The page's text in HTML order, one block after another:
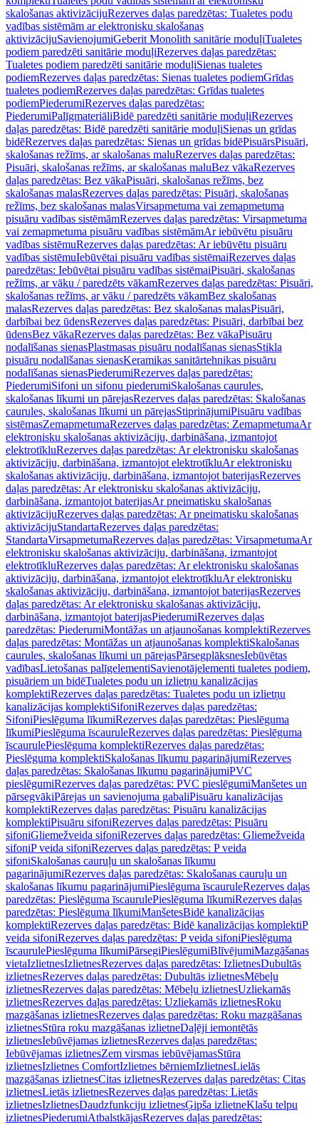
skalošanas aktivizācijuRezerves daļas paredzētas: Tualetes podu
vadības sistēmām ar elektronisku skalošanas
aktivizācijuSavienojumiGeberit Monolith sanitārie moduļiTualetes
podiem paredzēti sanitārie moduļiRezerves daļas paredzētas:
Tualetes podiem paredzēti sanitārie moduļiSienas tualetes
podiemRezerves daļas paredzētas: Sienas tualetes podiemGrīdas
tualetes podiemRezerves daļas paredzētas: Grīdas tualetes
podiemPiederumiRezerves daļas paredzētas:
PiederumiPalīgmateriāliBidē paredzēti sanitārie moduļiRezerves
daļas paredzētas: Bidē paredzēti sanitārie moduļiSienas un grīdas
bidēRezerves daļas paredzētas: Sienas un grīdas bidēPisuārsPisuāri,
skalošanas režīms, ar skalošanas maluRezerves daļas paredzētas:
Pisuāri, skalošanas režīms, ar skalošanas maluBez vākaRezerves
daļas paredzētas: Bez vākaPisuāri, skalošanas režīms, bez
skalošanas malasRezerves daļas paredzētas: Pisuāri, skalošanas
režīms, bez skalošanas malasVirsapmetuma vai zemapmetuma
pisuāru vadības sistēmāmRezerves daļas paredzētas: Virsapmetuma
vai zemapmetuma pisuāru vadības sistēmāmAr iebūvētu pisuāru
vadības sistēmuRezerves daļas paredzētas: Ar iebūvētu pisuāru
vadības sistēmuIebūvētai pisuāru vadības sistēmaiRezerves daļas
paredzētas: Iebūvētai pisuāru vadības sistēmaiPisuāri, skalošanas
režīms, ar vāku / paredzēts vākamRezerves daļas paredzētas: Pisuāri,
skalošanas režīms, ar vāku / paredzēts vākamBez skalošanas
malasRezerves daļas paredzētas: Bez skalošanas malasPisuāri,
darbībai bez ūdensRezerves daļas paredzētas: Pisuāri, darbībai bez
ūdensBez vākaRezerves daļas paredzētas: Bez vākaPisuāru
nodalīšanas sienasPlastmasas pisuāru nodalīšanas sienasStikla
pisuāru nodalīšanas sienasKeramikas sanitārtehnikas pisuāru
nodalīšanas sienasPiederumiRezerves daļas paredzētas:
PiederumiSifoni un sifonu piederumiSkalošanas caurules,
skalošanas līkumi un pārejasRezerves daļas paredzētas: Skalošanas
caurules, skalošanas līkumi un pārejasStiprinājumiPisuāru vadības
sistēmasZemapmetumaRezerves daļas paredzētas: ZemapmetumaAr
elektronisku skalošanas aktivizāciju, darbināšana, izmantojot
elektrotīkluRezerves daļas paredzētas: Ar elektronisku skalošanas
aktivizāciju, darbināšana, izmantojot elektrotīkluAr elektronisku
skalošanas aktivizāciju, darbināšana, izmantojot baterijasRezerves
daļas paredzētas: Ar elektronisku skalošanas aktivizāciju,
darbināšana, izmantojot baterijasAr pneimatisku skalošanas
aktivizācijuRezerves daļas paredzētas: Ar pneimatisku skalošanas
aktivizācijuStandartaRezerves daļas paredzētas:
StandartaVirsapmetumaRezerves daļas paredzētas: VirsapmetumaAr
elektronisku skalošanas aktivizāciju, darbināšana, izmantojot
elektrotīkluRezerves daļas paredzētas: Ar elektronisku skalošanas
aktivizāciju, darbināšana, izmantojot elektrotīkluAr elektronisku
skalošanas aktivizāciju, darbināšana, izmantojot baterijasRezerves
daļas paredzētas: Ar elektronisku skalošanas aktivizāciju,
darbināšana, izmantojot baterijasPiederumiRezerves daļas
paredzētas: PiederumiMontāžas un atjaunošanas komplektiRezerves
daļas paredzētas: Montāžas un atjaunošanas komplektiSkalošanas
caurules, skalošanas līkumi un pārejasPārsegplāksnesIebūvētas
vadībasLietošanas palīgelementiSavienotājelementi tualetes podiem,
pisuāriem un bidēTualetes podu un izlietņu kanalizācijas
komplektiRezerves daļas paredzētas: Tualetes podu un izlietņu
kanalizācijas komplektiSifoniRezerves daļas paredzētas:
SifoniPieslēguma līkumiRezerves daļas paredzētas: Pieslēguma
līkumiPieslēguma īscauruleRezerves daļas paredzētas: Pieslēguma
īscaurulePieslēguma komplektiRezerves daļas paredzētas:
Pieslēguma komplektiSkalošanas līkumu pagarinājumiRezerves
daļas paredzētas: Skalošanas līkumu pagarinājumiPVC
pieslēgumiRezerves daļas paredzētas: PVC pieslēgumiManšetes un
pārsegvākiPārejas un savienojuma gabaliPisuāru kanalizācijas
komplektiRezerves daļas paredzētas: Pisuāru kanalizācijas
komplektiPisuāru sifoniRezerves daļas paredzētas: Pisuāru
sifoniGliemežveida sifoniRezerves daļas paredzētas: Gliemežveida
sifoniP veida sifoniRezerves daļas paredzētas: P veida
sifoniSkalošanas cauruļu un skalošanas līkumu
pagarinājumiRezerves daļas paredzētas: Skalošanas cauruļu un
skalošanas līkumu pagarinājumiPieslēguma īscauruleRezerves daļas
paredzētas: Pieslēguma īscaurulePieslēguma līkumiRezerves daļas
paredzētas: Pieslēguma līkumiManšetesBidē kanalizācijas
komplektiRezerves daļas paredzētas: Bidē kanalizācijas komplektiP
veida sifoniRezerves daļas paredzētas: P veida sifoniPieslēguma
īscaurulePieslēguma līkumiPārsegiPieslēgumiBlīvējumiMazgāšanas
vietaIzlietnesIzlietnesRezerves daļas paredzētas: IzlietnesDubultās
izlietnesRezerves daļas paredzētas: Dubultās izlietnesMēbeļu
izlietnesRezerves daļas paredzētas: Mēbeļu izlietnesUzliekamās
izlietnesRezerves daļas paredzētas: Uzliekamās izlietnesRoku
mazgāšanas izlietnesRezerves daļas paredzētas: Roku mazgāšanas
izlietnesStūra roku mazgāšanas izlietneDaļēji iemontētās
izlietnesIebūvējamas izlietnesRezerves daļas paredzētas:
Iebūvējamas izlietnesZem virsmas iebūvējamasStūra
izlietnesIzlietnes ComfortIzlietnes bērniemIzlietnesLielās
mazgāšanas izlietnesCitas izlietnesRezerves daļas paredzētas: Citas
izlietnesLietās izlietnesRezerves daļas paredzētas: Lietās
izlietnesIzlietnesDaudzfunkciju izlietnesĢipša izlietneKlašu telpu
izlietnesPiederumiAtbalstkājasRezerves daļas paredzētas: